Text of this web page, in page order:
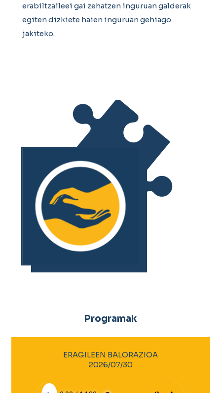
erabiltzaileei gai zehatzen inguruan galderak
egiten dizkiete haien inguruan gehiago
jakiteko.
Programak
ERAGILEEN BALORAZIOA
2026/07/30